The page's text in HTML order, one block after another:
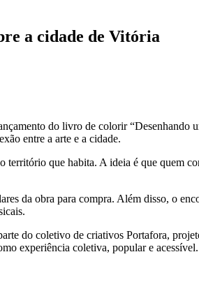
a cidade de Vitória
do livro de colorir
entre a arte e a cidade.
que habita. A ideia é que quem
da obra para compra. Além disso, o
do coletivo de criativos Portafora,
experiência coletiva, popular e acessível.